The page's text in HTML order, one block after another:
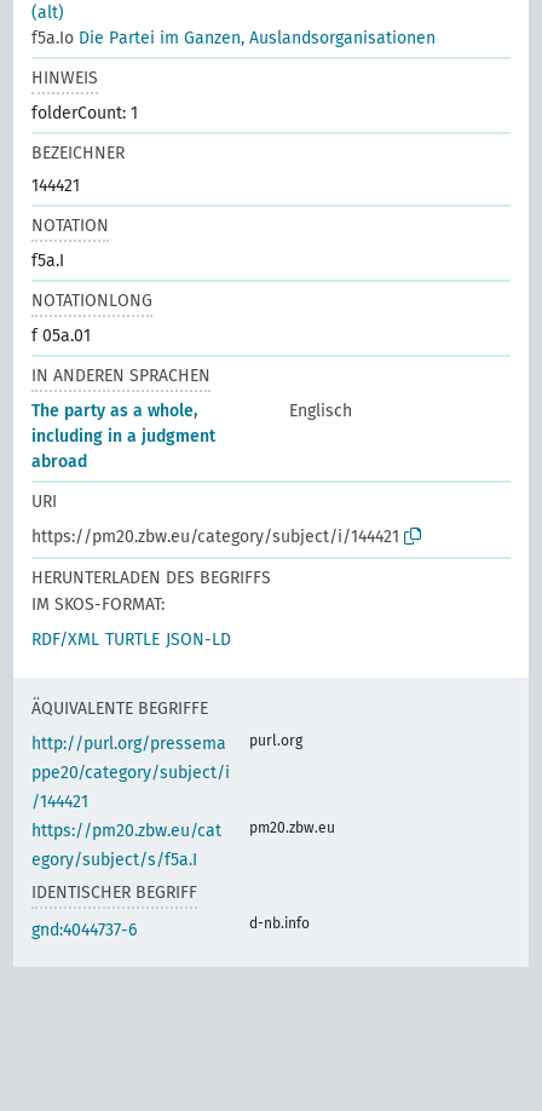
(alt)
f5a.Io Die Partei im Ganzen, Auslandsorganisationen
HINWEIS
folderCount: 1
BEZEICHNER
144421
NOTATION
f5a.I
NOTATIONLONG
f 05a.01
IN ANDEREN SPRACHEN
The party as a whole,
including in a judgment
abroad
Englisch
URI
https://pm20.zbw.eu/category/subject/i/144421
HERUNTERLADEN DES BEGRIFFS
IM SKOS-FORMAT:
RDF/XML TURTLE JSON-LD
ÄQUIVALENTE BEGRIFFE
http://purl.org/pressema
ppe20/category/subject/i
/144421
purl.org
https://pm20.zbw.eu/cat
egory/subject/s/f5a.I
pm20.zbw.eu
IDENTISCHER BEGRIFF
gnd:4044737-6
d-nb.info